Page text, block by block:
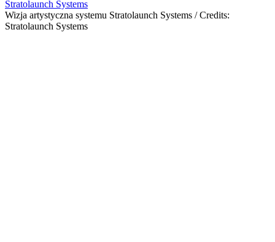
Wizja artystyczna systemu Stratolaunch Systems / Credits:
Stratolaunch Systems